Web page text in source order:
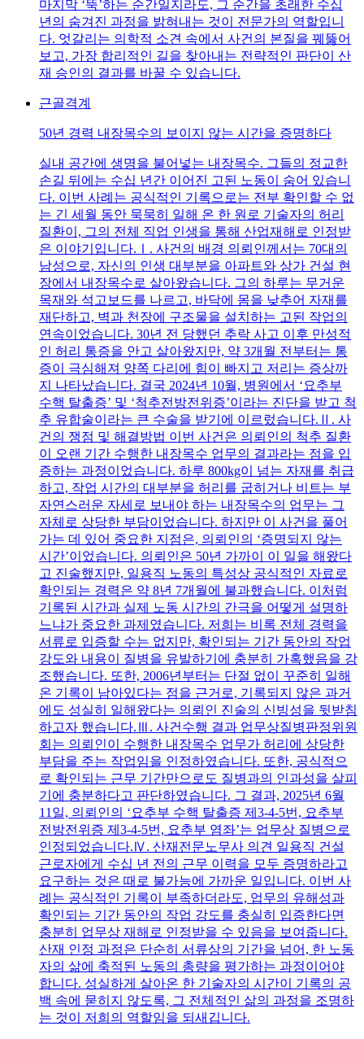
마지막 ‘뚝’하는 순간일지라도, 그 순간을 초래한 수십
년의 숨겨진 과정을 밝혀내는 것이 전문가의 역할입니
다. 엇갈리는 의학적 소견 속에서 사건의 본질을 꿰뚫어
보고, 가장 합리적인 길을 찾아내는 전략적인 판단이 산
재 승인의 결과를 바꿀 수 있습니다.
근골격계
50년 경력 내장목수의 보이지 않는 시간을 증명하다
실내 공간에 생명을 불어넣는 내장목수. 그들의 정교한
손길 뒤에는 수십 년간 이어진 고된 노동이 숨어 있습니
다. 이번 사례는 공식적인 기록으로는 전부 확인할 수 없
는 긴 세월 동안 묵묵히 일해 온 한 원로 기술자의 허리
질환이, 그의 전체 직업 인생을 통해 산업재해로 인정받
은 이야기입니다.Ⅰ. 사건의 배경 의뢰인께서는 70대의
남성으로, 자신의 인생 대부분을 아파트와 상가 건설 현
장에서 내장목수로 살아왔습니다. 그의 하루는 무거운
목재와 석고보드를 나르고, 바닥에 몸을 낮추어 자재를
재단하고, 벽과 천장에 구조물을 설치하는 고된 작업의
연속이었습니다. 30년 전 당했던 추락 사고 이후 만성적
인 허리 통증을 안고 살아왔지만, 약 3개월 전부터는 통
증이 극심해져 양쪽 다리에 힘이 빠지고 저리는 증상까
지 나타났습니다. 결국 2024년 10월, 병원에서 ‘요추부
수핵 탈출증’ 및 ‘척추전방전위증’이라는 진단을 받고 척
추 유합술이라는 큰 수술을 받기에 이르렀습니다.Ⅱ. 사
건의 쟁점 및 해결방법 이번 사건은 의뢰인의 척추 질환
이 오랜 기간 수행한 내장목수 업무의 결과라는 점을 입
증하는 과정이었습니다. 하루 800kg이 넘는 자재를 취급
하고, 작업 시간의 대부분을 허리를 굽히거나 비트는 부
자연스러운 자세로 보내야 하는 내장목수의 업무는 그
자체로 상당한 부담이었습니다. 하지만 이 사건을 풀어
가는 데 있어 중요한 지점은, 의뢰인의 ‘증명되지 않는
시간’이었습니다. 의뢰인은 50년 가까이 이 일을 해왔다
고 진술했지만, 일용직 노동의 특성상 공식적인 자료로
확인되는 경력은 약 8년 7개월에 불과했습니다. 이처럼
기록된 시간과 실제 노동 시간의 간극을 어떻게 설명하
느냐가 중요한 과제였습니다. 저희는 비록 전체 경력을
서류로 입증할 수는 없지만, 확인되는 기간 동안의 작업
강도와 내용이 질병을 유발하기에 충분히 가혹했음을 강
조했습니다. 또한, 2006년부터는 단절 없이 꾸준히 일해
온 기록이 남아있다는 점을 근거로, 기록되지 않은 과거
에도 성실히 일해왔다는 의뢰인 진술의 신빙성을 뒷받침
하고자 했습니다.Ⅲ. 사건수행 결과 업무상질병판정위원
회는 의뢰인이 수행한 내장목수 업무가 허리에 상당한
부담을 주는 작업임을 인정하였습니다. 또한, 공식적으
로 확인되는 근무 기간만으로도 질병과의 인과성을 살피
기에 충분하다고 판단하였습니다. 그 결과, 2025년 6월
11일, 의뢰인의 ‘요추부 수핵 탈출증 제3-4-5번, 요추부
전방전위증 제3-4-5번, 요추부 염좌’는 업무상 질병으로
인정되었습니다.Ⅳ. 산재전문노무사 의견 일용직 건설
근로자에게 수십 년 전의 근무 이력을 모두 증명하라고
요구하는 것은 때로 불가능에 가까운 일입니다. 이번 사
례는 공식적인 기록이 부족하더라도, 업무의 유해성과
확인되는 기간 동안의 작업 강도를 충실히 입증한다면
충분히 업무상 재해로 인정받을 수 있음을 보여줍니다.
산재 인정 과정은 단순히 서류상의 기간을 넘어, 한 노동
자의 삶에 축적된 노동의 총량을 평가하는 과정이어야
합니다. 성실하게 살아온 한 기술자의 시간이 기록의 공
백 속에 묻히지 않도록, 그 전체적인 삶의 과정을 조명하
는 것이 저희의 역할임을 되새깁니다.